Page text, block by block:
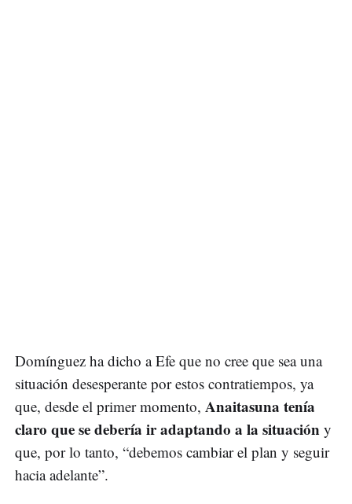
Domínguez ha dicho a Efe que no cree que sea una
situación desesperante por estos contratiempos, ya
que, desde el primer momento, Anaitasuna tenía
claro que se debería ir adaptando a la situación y
que, por lo tanto, “debemos cambiar el plan y seguir
hacia adelante”.